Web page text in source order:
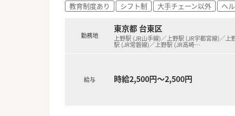
教育制度あり
シフト制 大手チェーン以外 ヘ
勤務地
東京都 台東区
上野駅 (JR山手線)／上野駅 (JR宇都宮線)／上
駅 (JR常磐線)／上野駅 (JR高崎…
給与 時給2,500円～2,500円